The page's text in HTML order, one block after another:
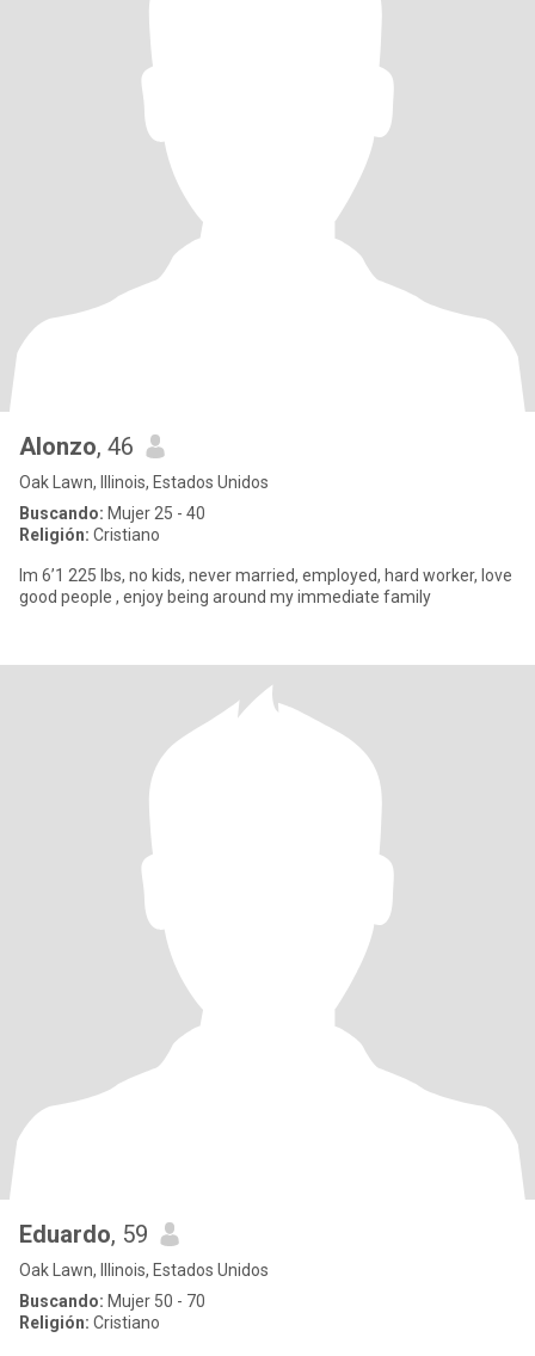
Alonzo, 46
Oak Lawn, Illinois, Estados Unidos
Buscando: Mujer 25 - 40
Religión: Cristiano
Im 6’1 225 lbs, no kids, never married, employed, hard worker, love
good people , enjoy being around my immediate family
Eduardo, 59
Oak Lawn, Illinois, Estados Unidos
Buscando: Mujer 50 - 70
Religión: Cristiano